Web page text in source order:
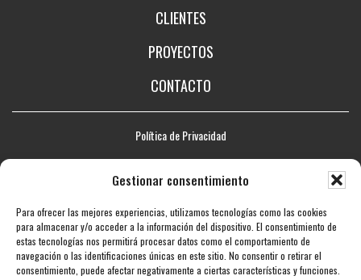
Gestionar consentimiento
Para ofrecer las mejores experiencias, utilizamos tecnologías como las cookies
para almacenar y/o acceder a la información del dispositivo. El consentimiento de
estas tecnologías nos permitirá procesar datos como el comportamiento de
navegación o las identificaciones únicas en este sitio. No consentir o retirar el
consentimiento, puede afectar negativamente a ciertas características y funciones.
CLIENTES
PROYECTOS
CONTACTO
Política de Privacidad
Aviso legal
Mapa web
Accesibilidad